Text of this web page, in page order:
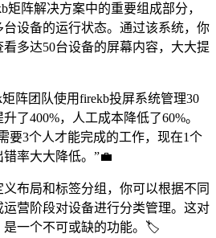
矩阵解决方案中的重要组成部分，
设备的运行状态。通过该系统，你
多达50台设备的屏幕内容，大大提
阵团队使用firekb投屏系统管理30
了400%，人工成本降低了60%。
要3个人才能完成的工作，现在1个
率大大降低。”💼
布局和标签分组，你可以根据不同
营阶段对设备进行分类管理。这对
是一个不可或缺的功能。🏷️